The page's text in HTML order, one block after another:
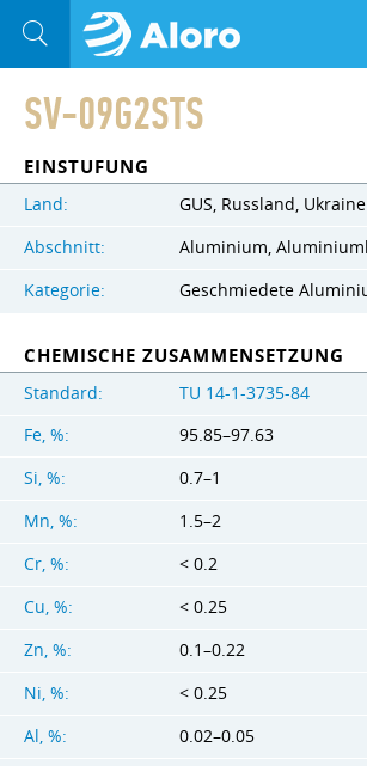
SV-09G2STS
EINSTUFUNG
Land:
GUS, Russland, Ukraine
Abschnitt:
Aluminium,
Kategorie:
Geschmiedete
CHEMISCHE ZUSAMMENSETZUNG
Standard:
TU 14-1-3735-84
Fe, %:
95.85–97.63
Si, %:
0.7–1
Mn, %:
1.5–2
Cr, %:
< 0.2
Cu, %:
< 0.25
Zn, %:
0.1–0.22
Ni, %:
< 0.25
Al, %:
0.02–0.05